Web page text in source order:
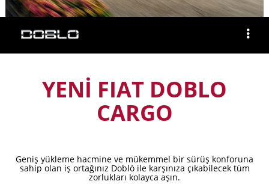
YENİ FIAT DOBLO
CARGO
Geniş yükleme hacmine ve mükemmel bir sürüş konforuna
sahip olan iş ortağınız Doblò ile karşınıza çıkabilecek tüm
zorlukları kolayca aşın.